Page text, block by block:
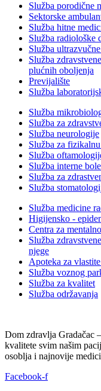
Služba porodične
Sektorske
Služba hitne
Služba radiološke
Služba
Služba
plućnih oboljenja
Previjalište
Služba
Služba
Služba za
Služba neurologije
Služba za
Služba
Služba interne
Služba za
Služba
Služba medicine
Higijensko -
Centra za
Služba
njege
Apoteka za
Služba voznog
Služba za kvalitet
Služba održavanja
Dom zdravlja Gradačac
kvalitete svim našim
osoblja i najnovije
Facebook-f